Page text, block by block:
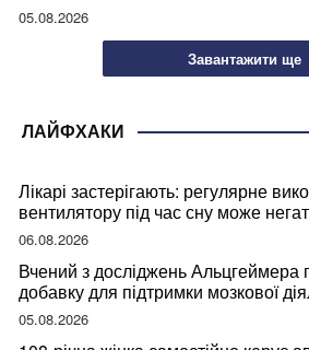
05.08.2026
Завантажити ще
ЛАЙФХАКИ
Лікарі застерігають: регулярне
вентилятору під час сну може
ваше здоров’я
06.08.2026
Вчений з досліджень
добавку для підтримки мозкової
05.08.2026